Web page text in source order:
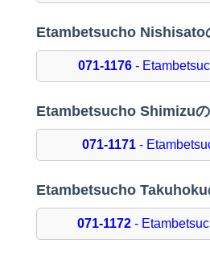
Etambetsucho Nishisato
071-1176 -
Etambetsucho Shimizu
071-1171-
Etambetsucho Takuhoku
071-1172 -